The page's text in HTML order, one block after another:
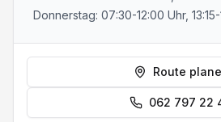
Donnerstag: 07:30-12:00 Uhr, 13:15-
Route
062 797 22